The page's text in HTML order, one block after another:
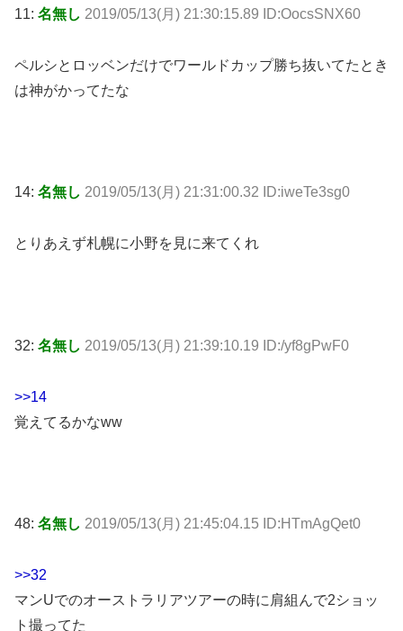
11: 名無し 2019/05/13(月) 21:30:15.89 ID:OocsSNX60
ペルシとロッベンだけでワールドカップ勝ち抜いてたとき
は神がかってたな
14: 名無し 2019/05/13(月) 21:31:00.32 ID:iweTe3sg0
とりあえず札幌に小野を見に来てくれ
32: 名無し 2019/05/13(月) 21:39:10.19 ID:/yf8gPwF0
>>14
覚えてるかなww
48: 名無し 2019/05/13(月) 21:45:04.15 ID:HTmAgQet0
>>32
マンUでのオーストラリアツアーの時に肩組んで2ショッ
ト撮ってた